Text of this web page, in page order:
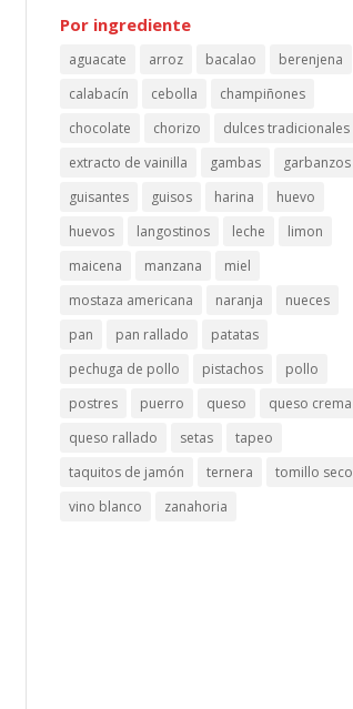
fecha
emisión
Por ingrediente
aguacate arroz bacalao
berenjena
calabacín
cebolla
champiñones
chocolate
chorizo
dulces tradicionales
extracto de vainilla
gambas
garbanzos
guisantes
guisos harina
huevo
huevos
langostinos leche
limon
maicena
manzana
miel
mostaza americana
naranja
nueces
pan
pan rallado
patatas
pechuga de pollo
pistachos
pollo
postres
puerro queso
queso crema
queso rallado
setas
tapeo
taquitos de jamón
ternera
tomillo seco
vino blanco
zanahoria